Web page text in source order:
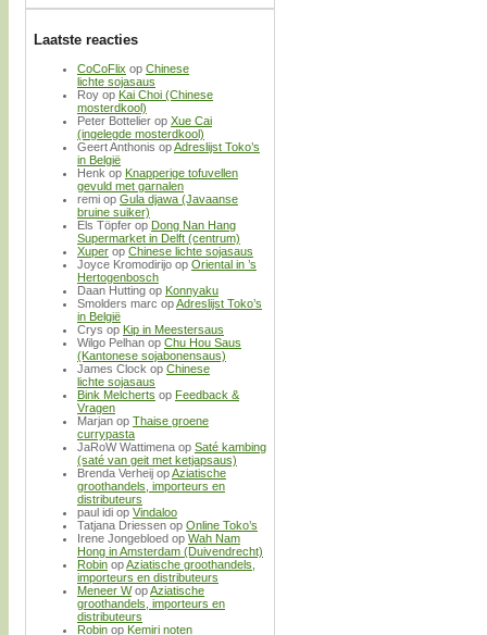
Laatste reacties
CoCoFlix op Chinese
lichte sojasaus
Roy op Kai Choi (Chinese
mosterdkool)
Peter Bottelier op Xue Cai
(ingelegde mosterdkool)
Geert Anthonis opAdreslijst Toko’s
in België
Henk op Knapperige tofuvellen
gevuld met garnalen
remi op Gula djawa (Javaanse
bruine suiker)
Els Töpfer op Dong Nan Hang
Supermarket in Delft (centrum)
Xuper op Chinese lichte sojasaus
Joyce Kromodirijo op Oriental in ’s
Hertogenbosch
Daan Hutting op Konnyaku
Smolders marc opAdreslijst Toko’s
in België
Crys op Kip in Meestersaus
Wilgo Pelhan op Chu Hou Saus
(Kantonese sojabonensaus)
James Clock op Chinese
lichte sojasaus
Bink Melcherts op Feedback &
Vragen
Marjan op Thaise groene
currypasta
JaRoW Wattimena op Saté kambing
(saté van geit met ketjapsaus)
Brenda Verheij opAziatische
groothandels, importeurs en
distributeurs
paul idi op Vindaloo
Tatjana Driessen op Online Toko’s
Irene Jongebloed op Wah Nam
Hong in Amsterdam (Duivendrecht)
Robin opAziatische groothandels,
importeurs en distributeurs
Meneer WopAziatische
groothandels, importeurs en
distributeurs
Robin op Kemiri noten